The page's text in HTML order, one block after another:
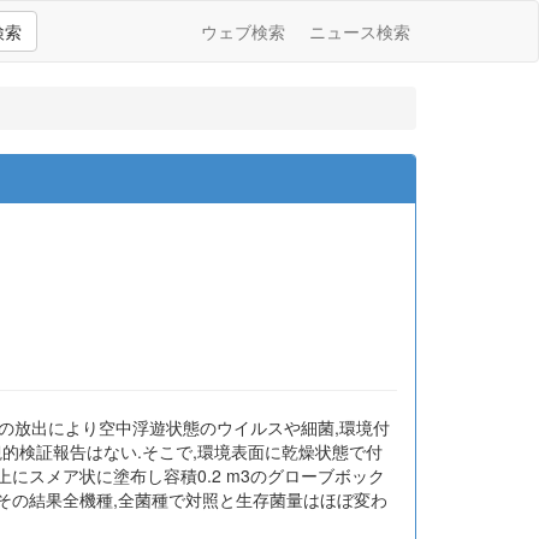
索 ウェブ検索 ニュース検索
放出により空中浮遊状態のウイルスや細菌,環境付
検証報告はない.そこで,環境表面に乾燥状態で付
スメア状に塗布し容積0.2 m3のグローブボック
結果全機種,全菌種で対照と生存菌量はほぼ変わ